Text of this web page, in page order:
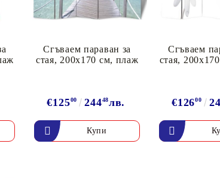
Сгъваем параван за
стая, 200x170 см, плаж
€12500 24448лв.
Сгъваем
стая,
€12600